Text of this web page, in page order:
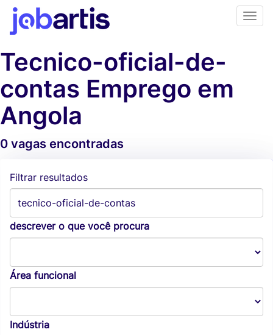
Tecnico-oficial-de-
contas Emprego em
Angola
0 vagas encontradas
Filtrar resultados
descrever o que você procura
Área funcional
Indústria